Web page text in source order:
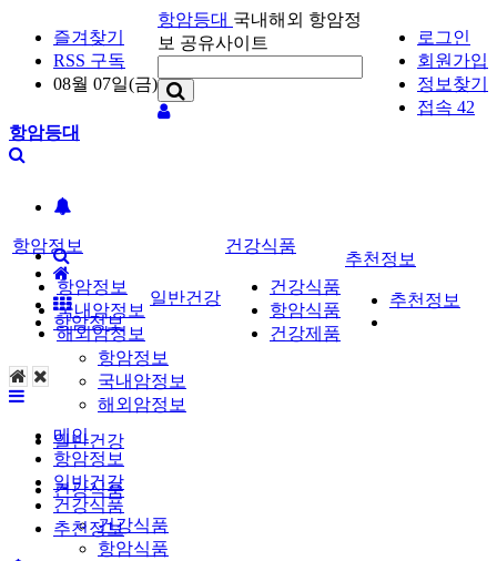
즐겨찾기
RSS 구독
08월 07일(금)
로그인
회원가입
정보찾기
접속 42
항암등대 국내해외 항암정
보 공유사이트
항암등대
항암정보
항암정보
국내암정보
해외암정보
일반건강
건강식품
건강식품
항암식품
항암정보
항암정보
국내암정보
해외암정보
일반건강
건강식품
건강식품
항암식품
건강제품
추천정보
추천정보
메인
항암정보
일반건강
건강식품
추천정보